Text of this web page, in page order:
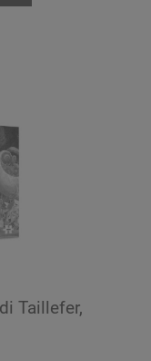
Taillefer,